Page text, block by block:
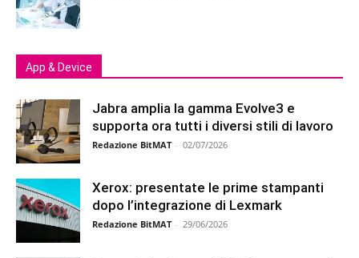
App & Device
Jabra amplia la gamma Evolve3 e
supporta ora tutti i diversi stili di lavoro
Redazione BitMAT - 02/07/2026
Xerox: presentate le prime stampanti
dopo l’integrazione di Lexmark
Redazione BitMAT - 29/06/2026